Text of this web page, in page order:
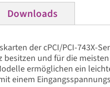
der cPCI/PCI-743X-
und für die
ermöglichen ein
einem
Downloads